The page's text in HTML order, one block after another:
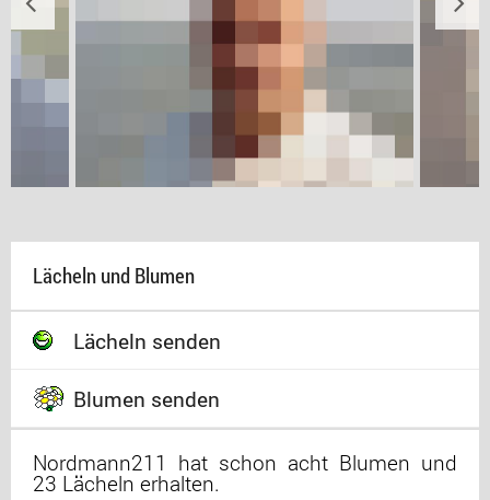
Lächeln und Blumen
Lächeln senden
Blumen senden
Nordmann211 hat schon acht Blumen und
23 Lächeln erhalten.